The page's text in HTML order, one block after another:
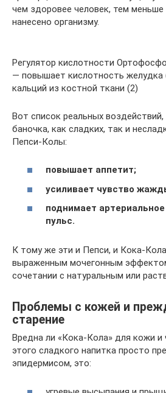
чем здоровее человек, тем
нанесено организму.
Регулятор кислотности
— повышает кислотность желудка
кальций из костной ткани (2)
Вот список реальных
баночка, как сладких, так и
Пепси-Колы:
повышает аппетит;
усиливает чувство
поднимает
пульс.
К тому же эти и Пепси, и Кока-
выраженным мочегонным
сочетании с натуральным или
Проблемы с кожей и
старение
Вредна ли «Кока-Кола» для кожи
этого сладкого напитка просто
эпидермисом, это: